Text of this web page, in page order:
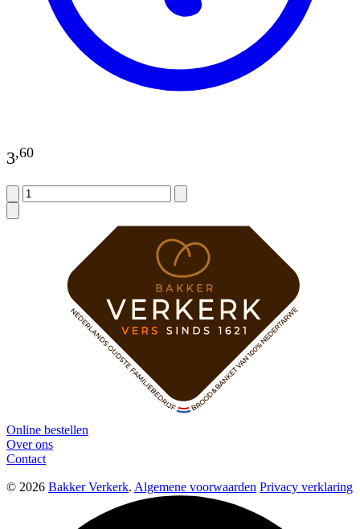
3,60
Online bestellen
Over ons
Contact
© 2026 Bakker Verkerk. Algemene voorwaarden Privacy verklaring